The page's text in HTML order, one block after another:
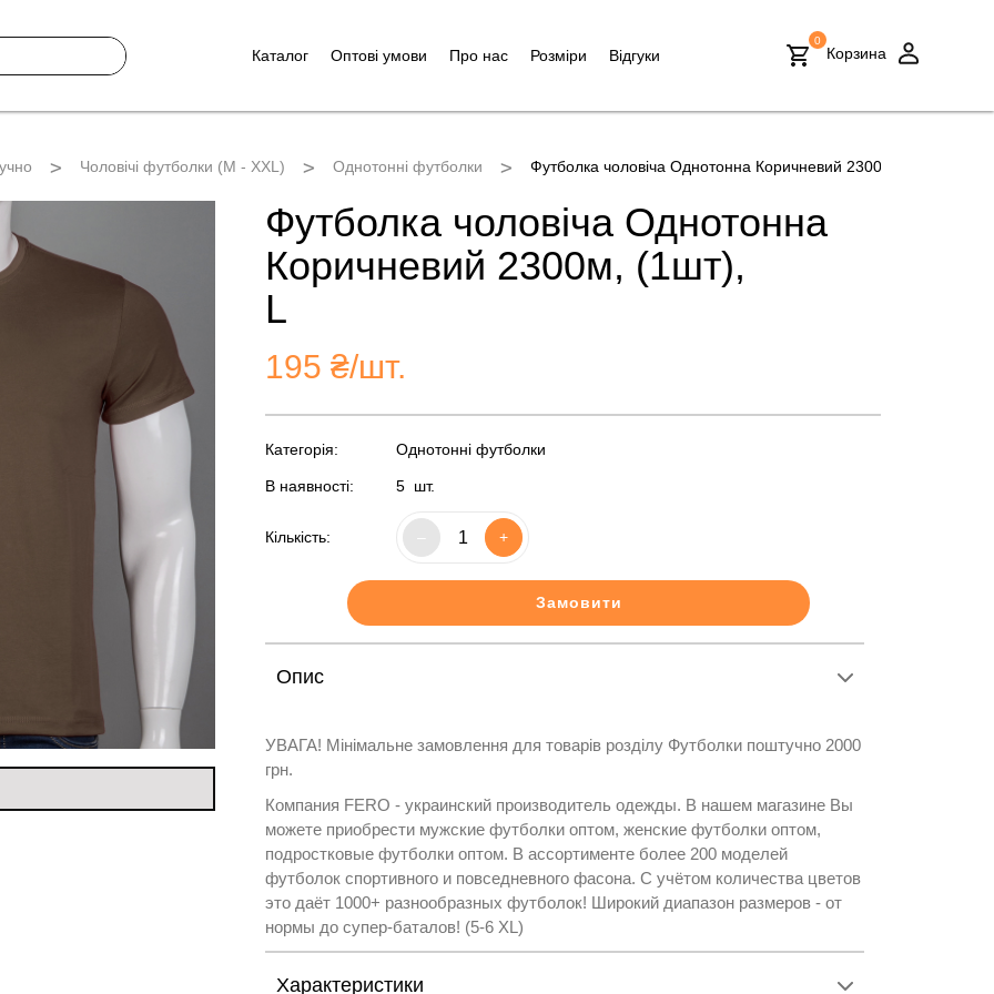
Каталог Оптові умови Про нас Розміри Відгуки
0
Корзина
Чоловічі футболки (M - XXL) Однотонні футболки Футболка чоловіча Однотонна Коричневий 2300м, (1шт)
Футболка чоловіча Однотонна
Коричневий 2300м, (1шт),
L
195 ₴/шт.
Категорія: Однотонні футболки
В наявності: 5 шт.
Кількість: +
Замовити
Опис
УВАГА! Мінімальне замовлення для товарів розділу Футболки поштучно 2000
грн.
Компания FERO - украинский производитель одежды. В нашем магазине Вы
можете приобрести мужские футболки оптом, женские футболки оптом,
подростковые футболки оптом. В ассортименте более 200 моделей
футболок спортивного и повседневного фасона. С учётом количества цветов
это даёт 1000+ разнообразных футболок! Широкий диапазон размеров - от
нормы до супер-баталов! (5-6 XL)
Характеристики